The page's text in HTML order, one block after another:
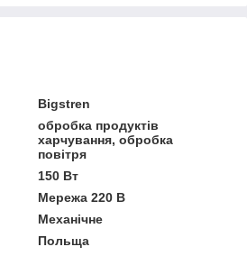
Bigstren
обробка продуктів
харчування, обробка
повітря
150 Вт
Мережа 220 В
Механічне
Польща